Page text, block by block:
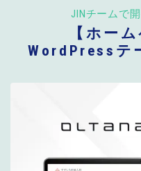
JINチームで
【ホー
WordPressテ